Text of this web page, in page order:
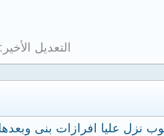
التعديل الأخير:
وفى الشريط الثانى بعد استخدم 11وحده من الحبوب نزل عليا